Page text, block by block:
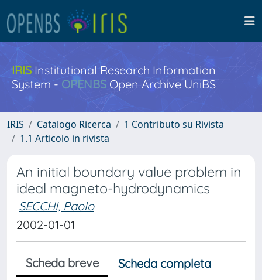
IRISInstitutional Research Information
System - OPENBS Open Archive UniBS
IRIS Catalogo Ricerca
1 Contributo su Rivista
1.1 Articolo in rivista
An initial boundary value problem in
ideal magneto-hydrodynamics
SECCHI, Paolo
2002-01-01
Scheda breve
Scheda completa